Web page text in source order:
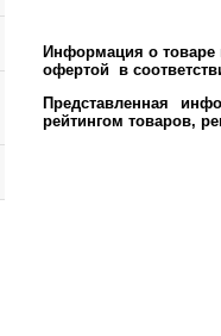
Информация о товаре
офертой в
Представленная
рейтингом товаров,